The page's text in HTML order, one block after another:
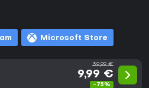
Microsoft Store
39,99 €
9,99 €
-75%